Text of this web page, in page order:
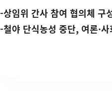
-상임위 간사 참여 협의체
-철야 단식농성 중단, 여론·